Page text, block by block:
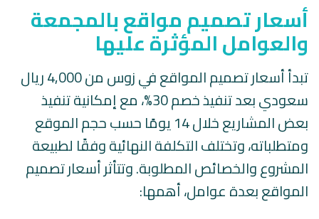
أسعار تصميم مواقع بالمجمعة
والعوامل المؤثرة عليها
تبدأ أسعار تصميم المواقع في زوس من 4,000 ريال
سعودي بعد تنفيذ خصم 30%، مع إمكانية تنفيذ
بعض المشاريع خلال 14 يومًا حسب حجم الموقع
ومتطلباته، وتختلف التكلفة النهائية وفقًا لطبيعة
المشروع والخصائص المطلوبة. وتتأثر أسعار تصميم
المواقع بعدة عوامل، أهمها: